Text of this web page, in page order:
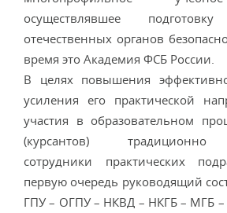
осуществлявшее
отечественных органов
время это Академия ФСБ России.
В целях повышения
усиления его практической
участия в образовательном
(курсантов) традиционно
сотрудники практических
первую очередь руководящий
ГПУ – ОГПУ – НКВД – НКГБ – МГБ